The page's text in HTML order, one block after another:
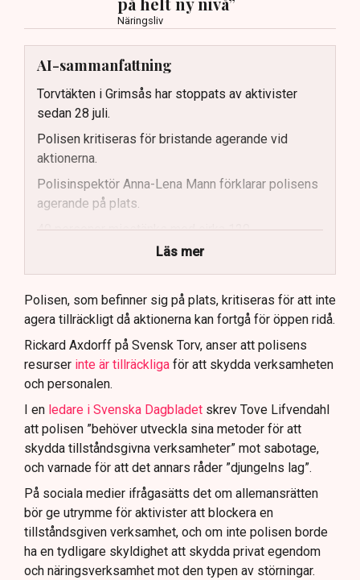
Näringsliv
AI-sammanfattning
Torvtäkten i Grimsås har stoppats av aktivister
sedan 28 juli.
Polisen kritiseras för bristande agerande vid
aktionerna.
Polisinspektör Anna-Lena Mann förklarar polisens
agerande på plats.
40 personer misstänks med cirka 120
brottsmisstankar kopplade.
Polisen använder drönare och uniformerad polis
för att dokumentera bevis.
Samtidigt är polisarbetet komplext när det gäller
att navigera juridiska rättigheter och gränser.
Läs mer
Polisen, som befinner sig på plats, kritiseras för att inte
agera tillräckligt då aktionerna kan fortgå för öppen ridå.
Rickard Axdorff på Svensk Torv, anser att polisens
resurser inte är tillräckliga för att skydda verksamheten
och personalen.
I en ledare i Svenska Dagbladet skrev Tove Lifvendahl
att polisen ”behöver utveckla sina metoder för att
skydda tillståndsgivna verksamheter” mot sabotage,
och varnade för att det annars råder ”djungelns lag”.
På sociala medier ifrågasätts det om allemansrätten
bör ge utrymme för aktivister att blockera en
tillståndsgiven verksamhet, och om inte polisen borde
ha en tydligare skyldighet att skydda privat egendom
och näringsverksamhet mot den typen av störningar.